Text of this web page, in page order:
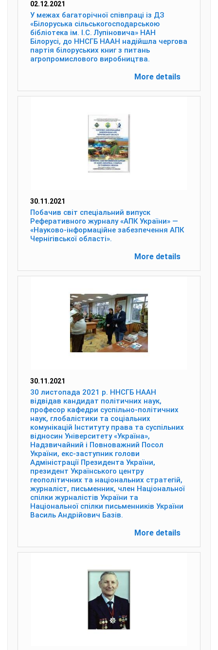
02.12.2021
У межах багаторічної співпраці із ДЗ
«Білоруська сільськогосподарською
бібліотека ім. І.С. Лупіновича» НАН
Білорусі, до ННСГБ НААН надійшла чергова
партія білоруських книг з питань
агропромислового виробництва.
More details
30.11.2021
Побачив світ спеціальний випуск
Реферативного журналу «АПК України» —
«Науково-інформаційне забезпечення АПК
Чернігівської області».
More details
30.11.2021
30 листопада 2021 р. ННСГБ НААН
відвідав кандидат політичних наук,
професор кафедри суспільно-політичних
наук, глобалістики та соціальних
комунікацій Інституту права та суспільних
відносин Університету «Україна»,
Надзвичайний і Повноважний Посол
України, екс-заступник голови
Адміністрації Президента України,
президент Українського центру
геополітичних та національних стратегій,
журналіст, письменник, член Національної
спілки журналістів України та
Національної спілки письменників України
Василь Андрійович Базів.
More details